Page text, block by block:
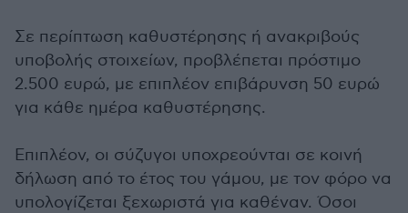
Σε περίπτωση καθυστέρησης ή ανακριβούς
υποβολής στοιχείων, προβλέπεται πρόστιμο
2.500 ευρώ, με επιπλέον επιβάρυνση 50 ευρώ
για κάθε ημέρα καθυστέρησης.
Επιπλέον, οι σύζυγοι υποχρεούνται σε κοινή
δήλωση από το έτος του γάμου, με τον φόρο να
υπολογίζεται ξεχωριστά για καθέναν. Όσοι